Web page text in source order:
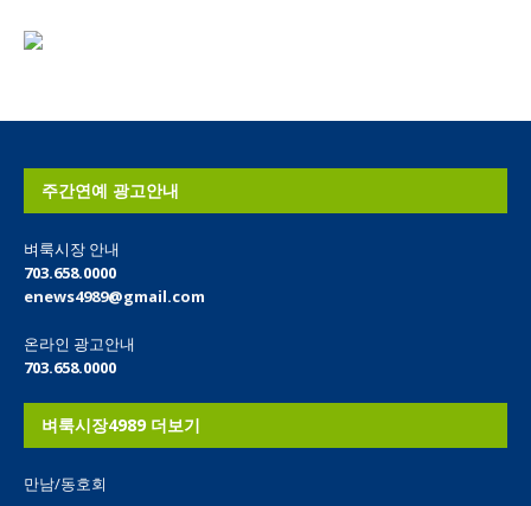
주간연예 광고안내
벼룩시장 안내
703.658.0000
enews4989@gmail.com
온라인 광고안내
703.658.0000
벼룩시장4989 더보기
만남/동호회